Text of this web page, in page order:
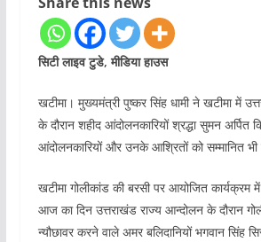
सिटी लाइव टुडे, मीडिया हाउस
खटीमा। मुख्यमंत्री पुष्कर सिंह धामी ने खटीमा में
के दौरान शहीद आंदोलनकारियों श्रद्धा सुमन अर्पित
आंदोलनकारियों और उनके आश्रितों को सम्मानित भी
खटीमा गोलीकांड की बरसी पर आयोजित कार्यक्रम
आज का दिन उत्तराखंड राज्य आन्दोलन के दौरान
न्यौछावर करने वाले अमर बलिदानियों भगवान सिंह